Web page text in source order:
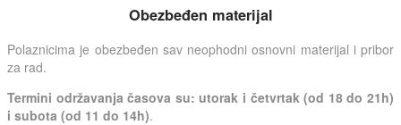
Obezbeđen materijal
Polaznicima je obezbeđen sav neophodni osnovni materijal i pribor
za rad.
Termini održavanja časova su: utorak i četvrtak (od 18 do 21h)
i subota (od 11 do 14h).